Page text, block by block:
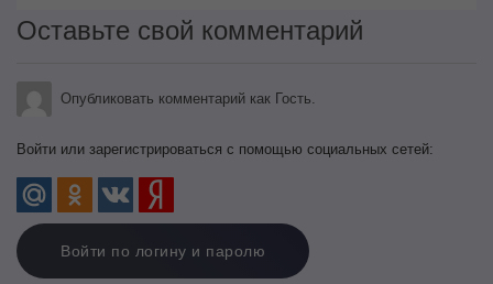
Оставьте свой комментарий
Опубликовать комментарий как Гость.
Войти или зарегистрироваться с помощью социальных сетей:
Войти по логину и паролю